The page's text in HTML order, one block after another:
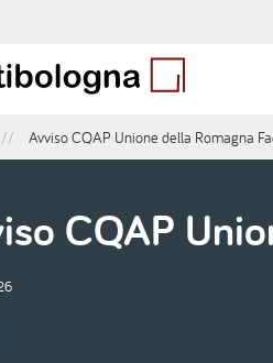
Avviso CQAP Unione della Romagna
CQAP